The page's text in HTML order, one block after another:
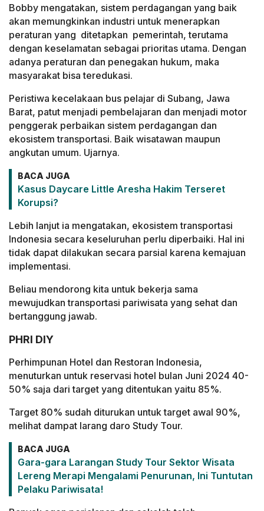
Bobby mengatakan, sistem perdagangan yang baik
akan memungkinkan industri untuk menerapkan
peraturan yang ditetapkan pemerintah, terutama
dengan keselamatan sebagai prioritas utama. Dengan
adanya peraturan dan penegakan hukum, maka
masyarakat bisa teredukasi.
Peristiwa kecelakaan bus pelajar di Subang, Jawa
Barat, patut menjadi pembelajaran dan menjadi motor
penggerak perbaikan sistem perdagangan dan
ekosistem transportasi. Baik wisatawan maupun
angkutan umum. Ujarnya.
BACA JUGA
Kasus Daycare Little Aresha Hakim Terseret
Korupsi?
Lebih lanjut ia mengatakan, ekosistem transportasi
Indonesia secara keseluruhan perlu diperbaiki. Hal ini
tidak dapat dilakukan secara parsial karena kemajuan
implementasi.
Beliau mendorong kita untuk bekerja sama
mewujudkan transportasi pariwisata yang sehat dan
bertanggung jawab.
PHRI DIY
Perhimpunan Hotel dan Restoran Indonesia,
menuturkan untuk reservasi hotel bulan Juni 2024 40-
50% saja dari target yang ditentukan yaitu 85%.
Target 80% sudah diturukan untuk target awal 90%,
melihat dampat larang daro Study Tour.
BACA JUGA
Gara-gara Larangan Study Tour Sektor Wisata
Lereng Merapi Mengalami Penurunan, Ini Tuntutan
Pelaku Pariwisata!